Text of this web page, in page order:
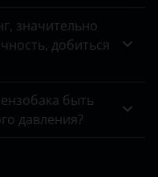
значительно
добиться
быть
давления?